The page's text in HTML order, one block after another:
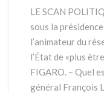
Lecointre
doit
pas
accepter
n’importe
quoi»
LE SCAN
sous la
l’animateur du
l’État de «plus
FIGARO. – Quel
général François